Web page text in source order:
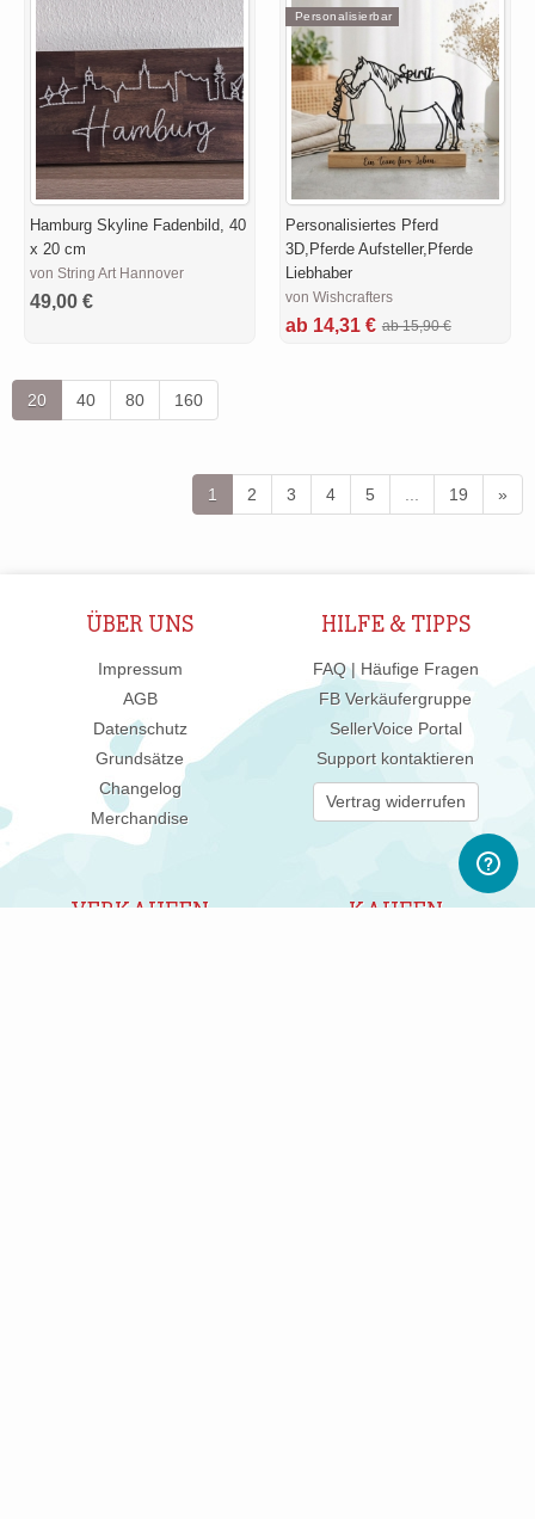
Hamburg Skyline Fadenbild, 40
x 20 cm
von String Art Hannover
49,00 €
Personalisierbar
Personalisiertes Pferd
3D,Pferde Aufsteller,Pferde
Liebhaber
von Wishcrafters
ab 14,31 € ab 15,90 €
20 40 80 160
1 2 3 4 5 19 »
ÜBER UNS
Impressum
AGB
Datenschutz
Grundsätze
Changelog
Merchandise
HILFE & TIPPS
FAQ | Häufige Fragen
FB Verkäufergruppe
SellerVoice Portal
Support kontaktieren
Vertrag widerrufen
VERKAUFEN KAUFEN